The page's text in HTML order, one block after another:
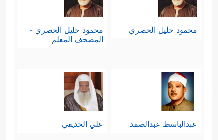
محمود خليل الحصري
محمود خليل الحصري -
المصحف المعلم
عبدالباسط عبدالصمد علي الحذيفي